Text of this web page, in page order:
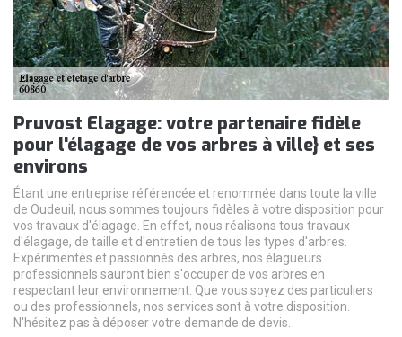
Pruvost Elagage: votre partenaire fidèle
pour l'élagage de vos arbres à ville} et ses
environs
Étant une entreprise référencée et renommée dans toute la ville
de Oudeuil, nous sommes toujours fidèles à votre disposition pour
vos travaux d'élagage. En effet, nous réalisons tous travaux
d'élagage, de taille et d'entretien de tous les types d'arbres.
Expérimentés et passionnés des arbres, nos élagueurs
professionnels sauront bien s'occuper de vos arbres en
respectant leur environnement. Que vous soyez des particuliers
ou des professionnels, nos services sont à votre disposition.
N'hésitez pas à déposer votre demande de devis.